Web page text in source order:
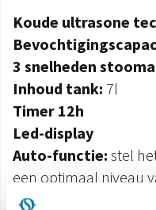
Koude ultrasone
3 snelheden
Inhoud tank: 7l
Timer 12h
Led-display
Auto-functie: stel
een optimaal niveau
gegarandeerd: 55% UR